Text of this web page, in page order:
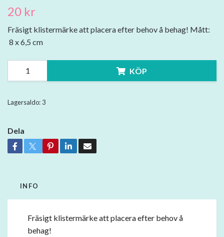
20 kr
Fräsigt klistermärke att placera efter behov å behag! Mått:
8 x 6,5 cm
KÖP
Lagersaldo: 3
Dela
INFO
Fräsigt klistermärke att placera efter behov å
behag!